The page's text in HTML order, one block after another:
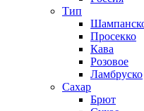
Тип
Просекко
Кава
Розовое
Ламбруско
Сахар
Брют